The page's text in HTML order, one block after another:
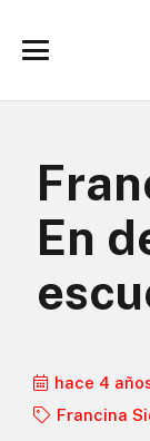
En
hace 4
Francina